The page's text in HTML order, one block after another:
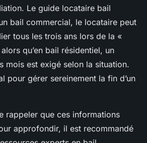
Le guide locataire bail
bail commercial, le locataire peut
tous les trois ans lors de la «
qu’en bail résidentiel, un
mois est exigé selon la situation.
pour gérer sereinement la fin d’un
rappeler que ces informations
approfondir, il est recommandé